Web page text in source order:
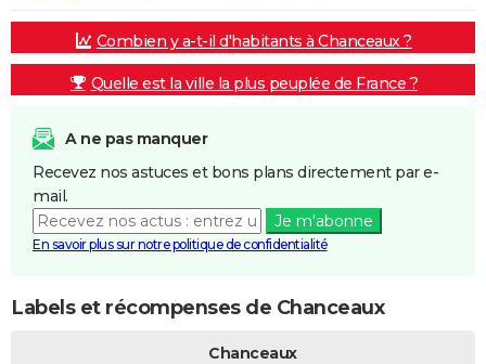
Combien y a-t-il d'habitants à Chanceaux ?
Quelle est la ville la plus peuplée de France ?
A ne pas manquer
Recevez nos astuces et bons plans directement par e-
mail.
Je m'abonne
En savoir plus sur notre politique de confidentialité
Labels et récompenses de Chanceaux
Chanceaux